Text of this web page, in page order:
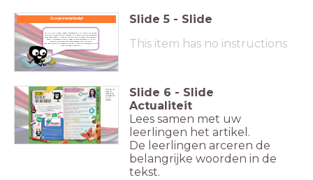
Scoops vriendenboekje!
op de politieke partijen waarvan zij hopen dat-ie de komende
jaren gaat regeren. Maar op wie kunnen ze eigenlijk stemmen?
Zeven lijsttrekkers vulden Scoops vriendenboekje in. En ze
hebben soms meer met elkaar gemeen dan je denkt.
Lees maar mee op de volgende slides! Arceer je de woorden die je
nog niet goed begrijpt?
Slide 5 - Slide
This item has no instructions
Klik op de
loep en
daarna op
de tekst om
in te
zoomen.
Slide 6 - Slide
Actualiteit
Lees samen met uw
leerlingen het artikel.
De leerlingen arceren de
belangrijke woorden in de
tekst.